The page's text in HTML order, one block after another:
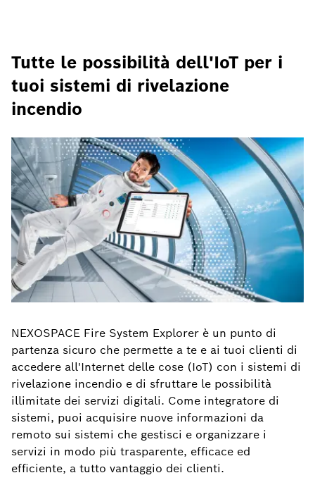
Tutte le possibilità dell'IoT per i
tuoi sistemi di rivelazione
incendio
NEXOSPACE Fire System Explorer è un punto di
partenza sicuro che permette a te e ai tuoi clienti di
accedere all'Internet delle cose (IoT) con i sistemi di
rivelazione incendio e di sfruttare le possibilità
illimitate dei servizi digitali. Come integratore di
sistemi, puoi acquisire nuove informazioni da
remoto sui sistemi che gestisci e organizzare i
servizi in modo più trasparente, efficace ed
efficiente, a tutto vantaggio dei clienti.